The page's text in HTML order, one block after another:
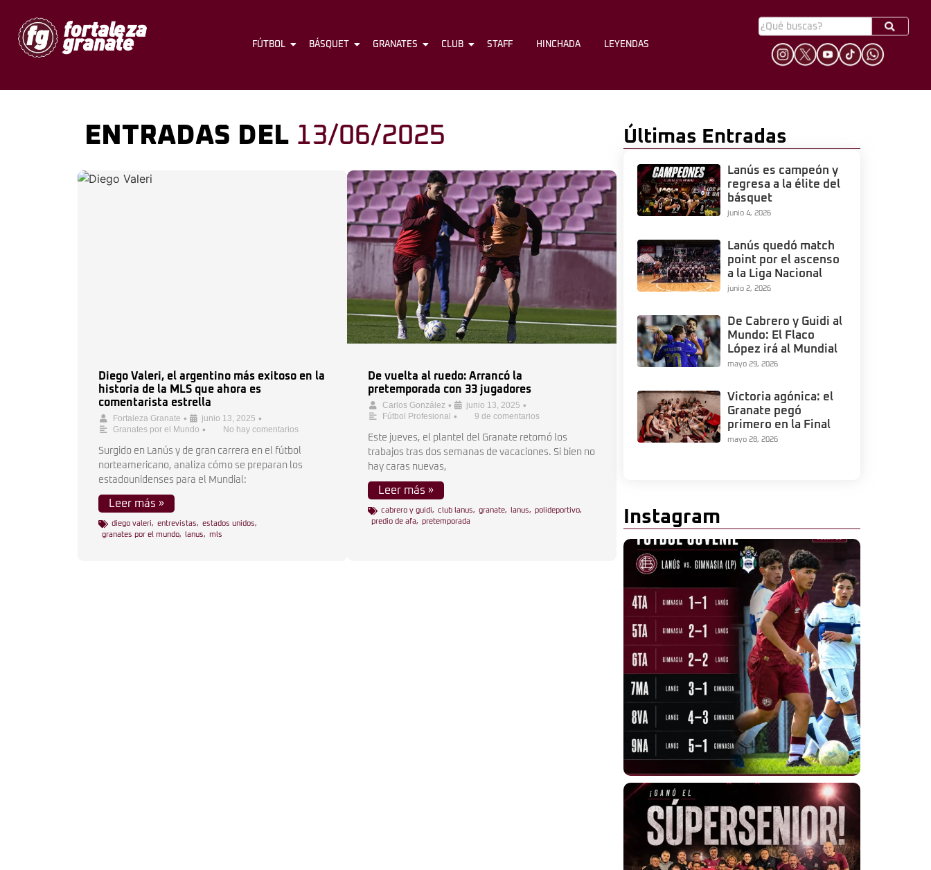
FÚTBOL BÁSQUET GRANATES CLUB STAFF HINCHADA
FÚTBOL BÁSQUET GRANATES CLUB STAFF HINCHADA LEYENDAS
ENTRADAS DEL 13/06/2025
Diego Valeri, el argentino más exitoso en la
historia de la MLS que ahora es
comentarista estrella
Fortaleza Granate • junio 13, 2025 •
Granates por el Mundo • No hay comentarios
Surgido en Lanús y de gran carrera en el fútbol
norteamericano, analiza cómo se preparan los
estadounidenses para el Mundial:
Leer más »
diego valeri, entrevistas, estados unidos,
granates por el mundo, lanus, mls
De vuelta al ruedo: Arrancó la
pretemporada con 33 jugadores
Carlos González • junio 13, 2025 •
Fútbol Profesional • 9 de comentarios
Este jueves, el plantel del Granate retomó los
trabajos tras dos semanas de vacaciones. Si bien no
hay caras nuevas,
Leer más »
cabrero y guidi, club lanus, granate, lanus, polideportivo,
predio de afa, pretemporada
Últimas Entradas
Lanús es campeón y
regresa a la élite del
básquet
junio 4, 2026
Lanús quedó match
point por el ascenso
a la Liga Nacional
junio 2, 2026
De Cabrero y Guidi al
Mundo: El Flaco
López irá al Mundial
mayo 29, 2026
Victoria agónica: el
Granate pegó
primero en la Final
mayo 28, 2026
Instagram